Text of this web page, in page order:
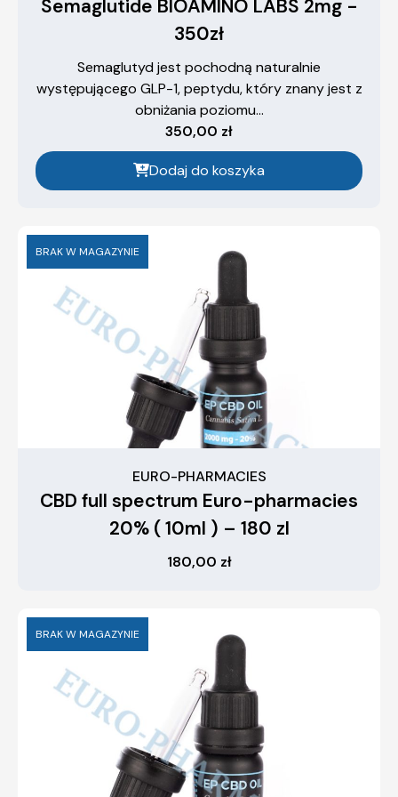
Semaglutide BIOAMINO LABS 2mg -
350zł
Semaglutyd jest pochodną naturalnie
występującego GLP-1, peptydu, który znany jest z
obniżania poziomu...
350,00 zł
Dodaj do koszyka
BRAK W MAGAZYNIE
EURO-PHARMACIES
CBD full spectrum Euro-pharmacies
20% ( 10ml ) – 180 zl
180,00 zł
BRAK W MAGAZYNIE